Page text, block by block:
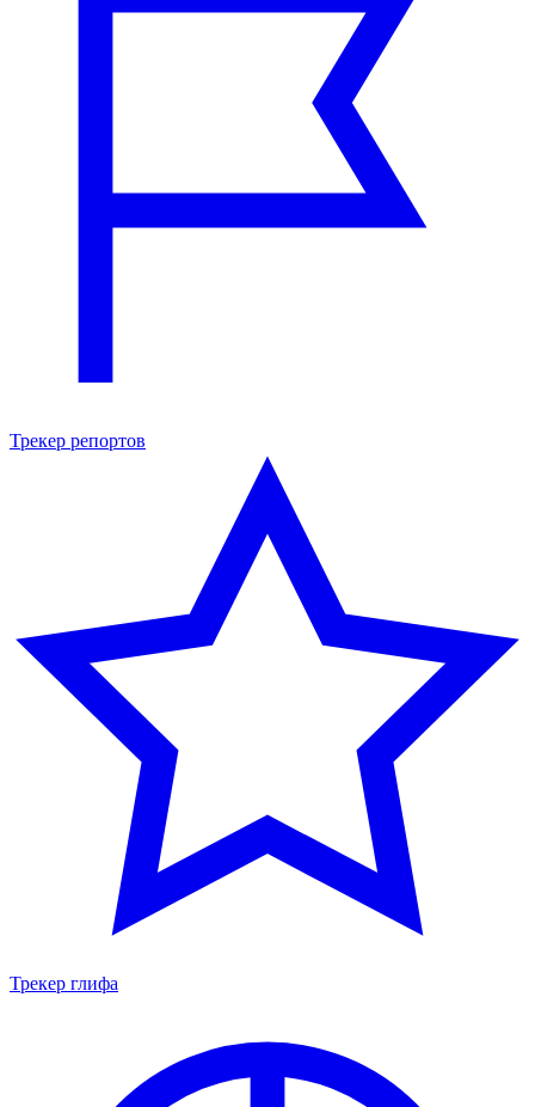
Трекер репортов
Трекер глифа